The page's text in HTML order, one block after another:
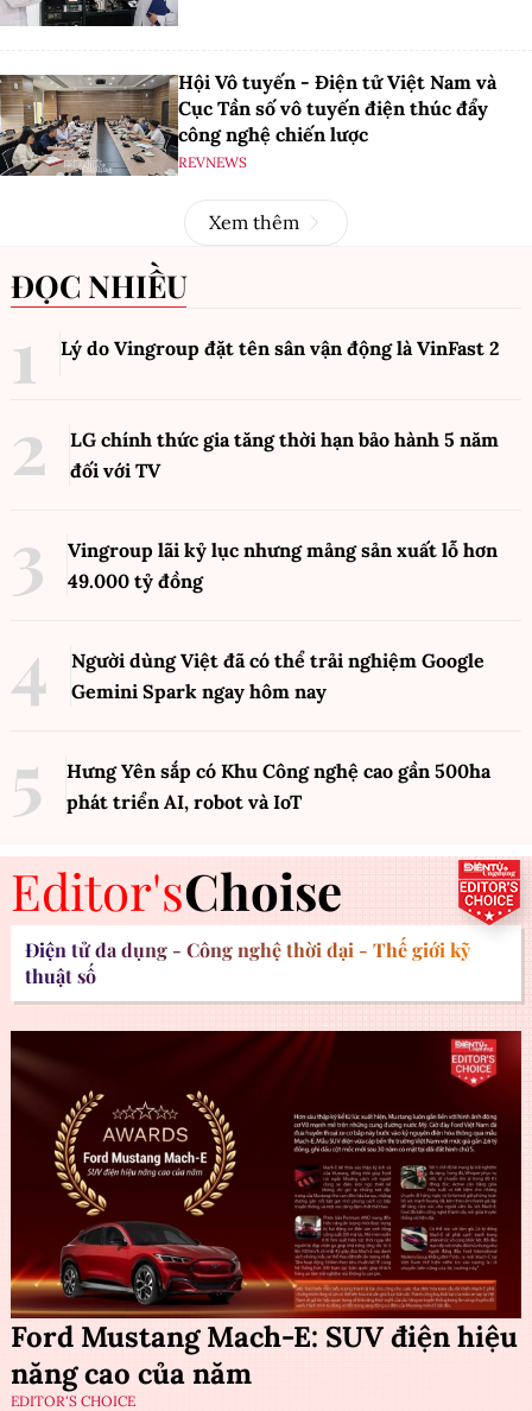
Hội Vô tuyến - Điện tử Việt Nam và
Cục Tần số vô tuyến điện thúc đẩy
công nghệ chiến lược
REVNEWS
Xem thêm
ĐỌC NHIỀU
Lý do Vingroup đặt tên sân vận động là VinFast 2
LG chính thức gia tăng thời hạn bảo hành 5 năm
đối với TV
Vingroup lãi kỷ lục nhưng mảng sản xuất lỗ hơn
49.000 tỷ đồng
Người dùng Việt đã có thể trải nghiệm Google
Gemini Spark ngay hôm nay
Hưng Yên sắp có Khu Công nghệ cao gần 500ha
phát triển AI, robot và IoT
Editor'sChoise
Điện tử đa dụng - Công nghệ thời đại - Thế giới kỹ
thuật số
Ford Mustang Mach-E: SUV điện hiệu
năng cao của năm
EDITOR'S CHOICE